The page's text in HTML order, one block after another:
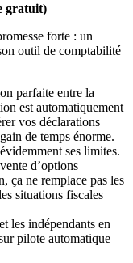
gratuit)
forte : un
outil de comptabilité
parfaite entre la
est automatiquement
vos déclarations
de temps énorme.
ses limites.
d’options
ça ne remplace pas les
situations fiscales
les indépendants en
pilote automatique